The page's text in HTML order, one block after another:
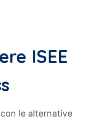
ISEE
le alternative